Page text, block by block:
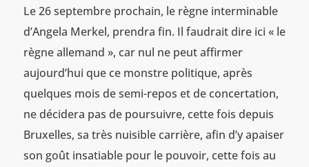
Le 26 septembre prochain, le règne interminable
d’Angela Merkel, prendra fin. Il faudrait dire ici « le
règne allemand », car nul ne peut affirmer
aujourd’hui que ce monstre politique, après
quelques mois de semi-repos et de concertation,
ne décidera pas de poursuivre, cette fois depuis
Bruxelles, sa très nuisible carrière, afin d’y apaiser
son goût insatiable pour le pouvoir, cette fois au